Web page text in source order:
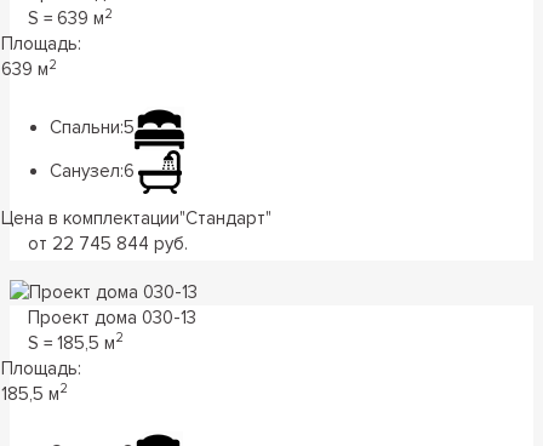
S = 639 м2
Площадь:
639 м2
Спальни:5
Санузел:6
Цена в комплектации"Стандарт"
от 22 745 844 руб.
Проект дома 030-13
S = 185,5 м2
Площадь:
185,5 м2